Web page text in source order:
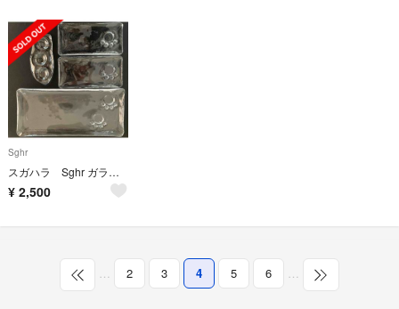
Sghr
スガハラ Sghr ガラス お皿4点セット
¥ 2,500
… 2 3 4 5 6 …